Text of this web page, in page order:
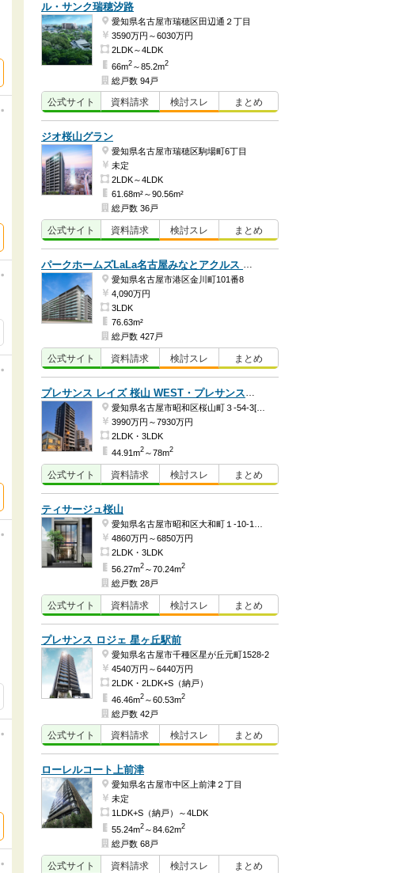
ル・サンク瑞穂汐路
愛知県名古屋市瑞穂区田辺通２丁目
3590万円～6030万円
2LDK～4LDK
66m2 ～85.2m2
総戸数 94戸
公式サイト 資料請求 検討スレ まとめ
ジオ桜山グラン
愛知県名古屋市瑞穂区駒場町6丁目
未定
2LDK～4LDK
61.68m²～90.56m²
総戸数 36戸
公式サイト 資料請求 検討スレ まとめ
パークホームズLaLa名古屋みなとアクルス シーズンズ
愛知県名古屋市港区金川町101番8
4,090万円
3LDK
76.63m²
総戸数 427戸
公式サイト 資料請求 検討スレ まとめ
プレサンス レイズ 桜山 WEST・プレサンス レイズ 桜山 EAST
愛知県名古屋市昭和区桜山町３-54-3[WEST]
3990万円～7930万円
2LDK・3LDK
44.91m2 ～78m2
公式サイト 資料請求 検討スレ まとめ
ティサージュ桜山
4860万円～6850万円
2LDK・3LDK
56.27m2 ～70.24m2
総戸数 28戸
公式サイト 資料請求 検討スレ まとめ
プレサンス ロジェ 星ヶ丘駅前
愛知県名古屋市千種区星が丘元町1528-2
4540万円～6440万円
2LDK・2LDK+S（納戸）
46.46m2 ～60.53m2
総戸数 42戸
公式サイト 資料請求 検討スレ まとめ
ローレルコート上前津
愛知県名古屋市中区上前津２丁目
未定
1LDK+S（納戸）～4LDK
55.24m2 ～84.62m2
総戸数 68戸
公式サイト 資料請求 検討スレ まとめ